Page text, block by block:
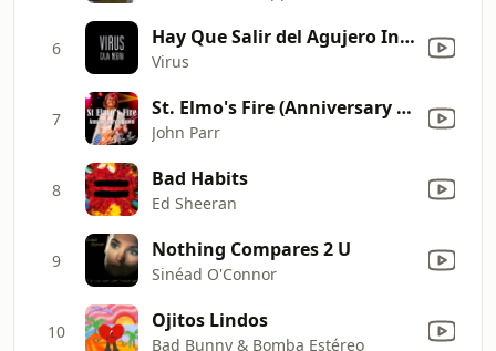
6 Hay Que Salir del Agujero Interior (En Vivo)
Virus
7 St. Elmo's Fire (Anniversary Edition)
John Parr
8 Bad Habits
Ed Sheeran
9 Nothing Compares 2 U
Sinéad O'Connor
10 Ojitos Lindos
Bad Bunny & Bomba Estéreo